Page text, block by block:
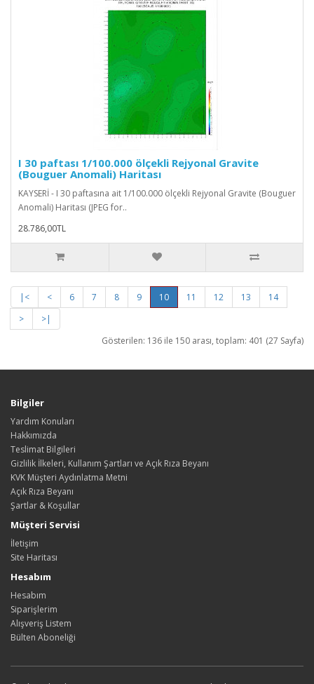
I 30 paftası 1/100.000 ölçekli Rejyonal Gravite
(Bouguer Anomali) Haritası
KAYSERİ - I 30 paftasına ait 1/100.000 ölçekli Rejyonal Gravite (Bouguer
Anomali) Haritası (JPEG for..
28.786,00TL
|< < 6 7 8 9 10 11 12 13
14
>
>|
Gösterilen: 136 ile 150 arası, toplam: 401 (27 Sayfa)
Bilgiler
Yardım Konuları
Hakkımızda
Teslimat Bilgileri
Gizlilik İlkeleri, Kullanım Şartları ve Açık Rıza Beyanı
KVK Müşteri Aydınlatma Metni
Açık Rıza Beyanı
Şartlar & Koşullar
Müşteri Servisi
İletişim
Site Haritası
Hesabım
Hesabım
Siparişlerim
Alışveriş Listem
Bülten Aboneliği